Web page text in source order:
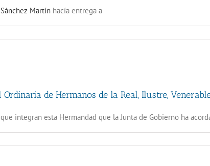
Martín hacía entrega a
de Hermanos de la Real, Ilustre,
integran esta Hermandad que la Junta de Gobierno ha